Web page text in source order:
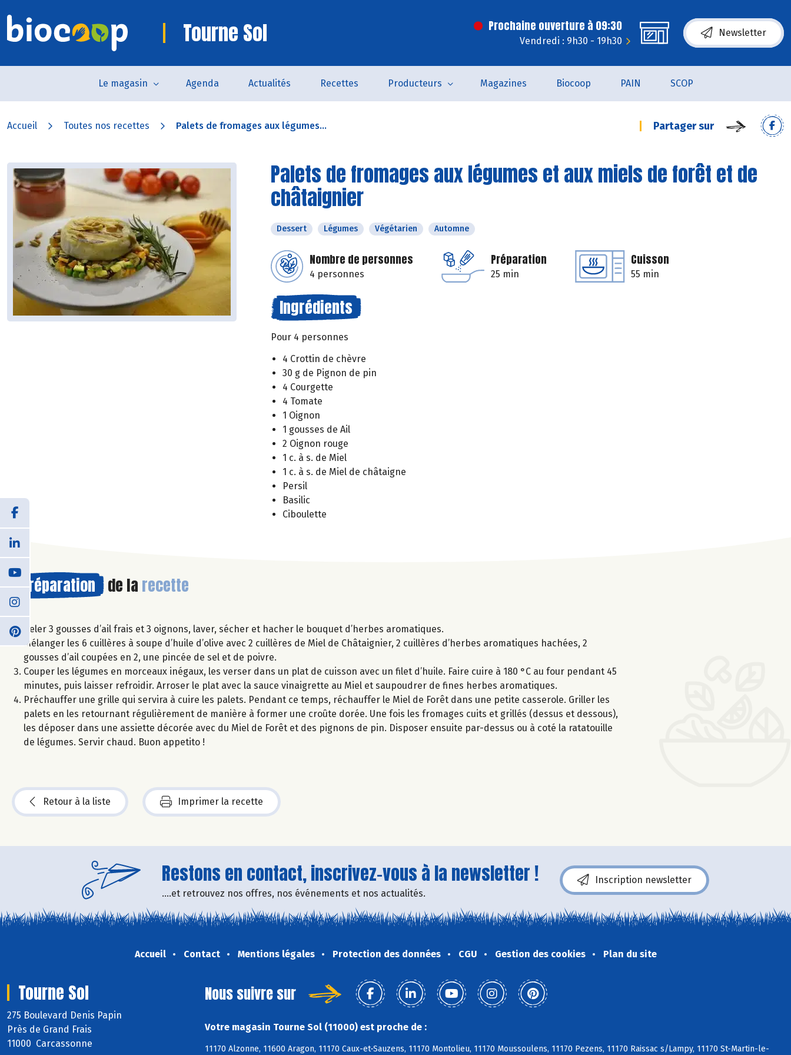
Tourne Sol Prochaine ouverture à 09:30
Vendredi : 9h30 - 19h30
Newsletter
Le magasin Agenda Actualités Recettes Producteurs Magazines Biocoop PAIN SCOP
Accueil Toutes nos recettes Palets de fromages aux légumes... Partager sur
Palets de fromages aux légumes et aux miels de forêt et de
châtaignier
Dessert Légumes Végétarien Automne
Nombre de personnes
4 personnes
Préparation
25 min
Cuisson
55 min
Ingrédients
Pour 4 personnes
4 Crottin de chèvre
30 g de Pignon de pin
4 Courgette
4 Tomate
1 Oignon
1 gousses de Ail
2 Oignon rouge
1 c. à s. de Miel
1 c. à s. de Miel de châtaigne
Persil
Basilic
Ciboulette
Préparation de la recette
Peler 3 gousses d’ail frais et 3 oignons, laver, sécher et hacher le bouquet d’herbes aromatiques.
Mélanger les 6 cuillères à soupe d’huile d’olive avec 2 cuillères de Miel de Châtaignier, 2 cuillères d’herbes aromatiques hachées, 2
gousses d’ail coupées en 2, une pincée de sel et de poivre.
Couper les légumes en morceaux inégaux, les verser dans un plat de cuisson avec un filet d’huile. Faire cuire à 180 °C au four pendant 45
minutes, puis laisser refroidir. Arroser le plat avec la sauce vinaigrette au Miel et saupoudrer de fines herbes aromatiques.
Préchauffer une grille qui servira à cuire les palets. Pendant ce temps, réchauffer le Miel de Forêt dans une petite casserole. Griller les
palets en les retournant régulièrement de manière à former une croûte dorée. Une fois les fromages cuits et grillés (dessus et dessous),
les déposer dans une assiette décorée avec du Miel de Forêt et des pignons de pin. Disposer ensuite par-dessus ou à coté la ratatouille
de légumes. Servir chaud. Buon appetito !
Retour à la liste Imprimer la recette
Restons en contact, inscrivez-vous à la newsletter !
....et retrouvez nos offres, nos événements et nos actualités.
Inscription newsletter
Accueil Contact Mentions légales Protection des données CGU Gestion des cookies Plan du site
Tourne Sol
275 Boulevard Denis Papin
Près de Grand Frais
11000 Carcassonne
Nous suivre sur
Votre magasin Tourne Sol (11000) est proche de :
11170 Alzonne, 11600 Aragon, 11170 Caux-et-Sauzens, 11170 Montolieu, 11170 Moussoulens, 11170 Pezens, 11170 Raissac s/Lampy, 11170 St-Martin-le-